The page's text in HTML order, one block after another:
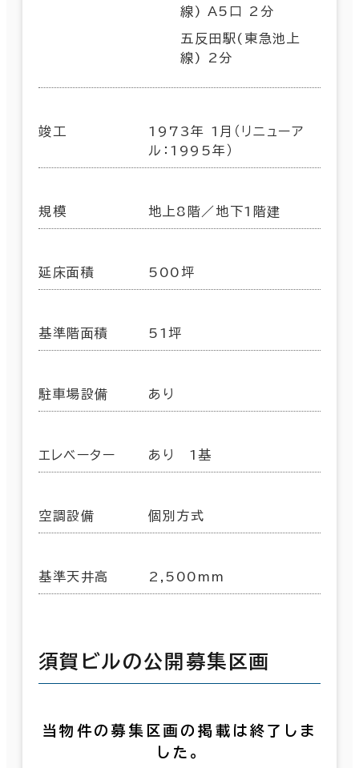
線) A5口 2分
五反田駅(東急池上
線) 2分
竣工
1973年 1月（リニューア
ル：1995年）
規模 地上8階／地下1階建
延床面積 500坪
基準階面積 51坪
駐車場設備 あり
エレベーター あり 1基
空調設備 個別方式
基準天井高 2,500mm
須賀ビルの公開募集区画
当物件の募集区画の掲載は終了しま
した。